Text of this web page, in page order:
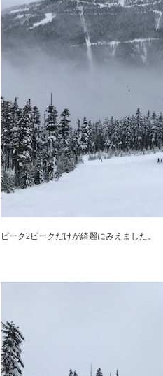
ピーク2ピークだけが綺麗にみえました。